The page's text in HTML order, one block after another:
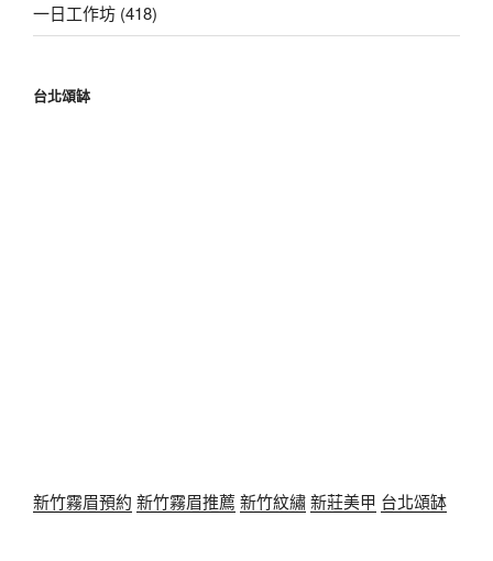
一日工作坊 (418)
台北頌缽
新竹霧眉預約 新竹霧眉推薦 新竹紋繡新莊美甲 台北頌缽